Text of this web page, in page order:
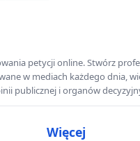
petycji online. Stwórz
w mediach każdego dnia,
publicznej i organów
Więcej